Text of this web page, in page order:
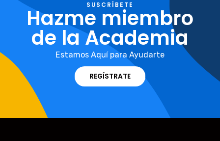
SUSCRÍBETE
Hazme miembro
de la Academia
Estamos Aquí para Ayudarte
REGÍSTRATE